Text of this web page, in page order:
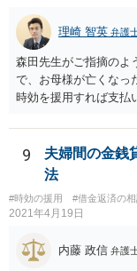
理崎 智英 弁護
森田先生がご指摘のよ
で、お母様が亡くなっ
時効を援用すれば支払
容証明郵便を送るよう
9
夫婦間の金銭
法
#時効の援用 #借金返済の
2021年4月19日
内藤 政信 弁護